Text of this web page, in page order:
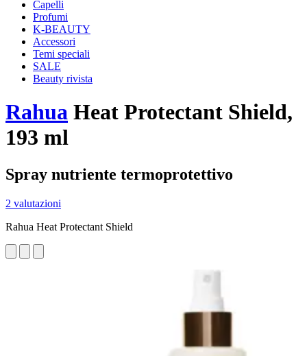
Capelli
Profumi
K-BEAUTY
Accessori
Temi speciali
SALE
Beauty rivista
Rahua Heat Protectant Shield,
193 ml
Spray nutriente termoprotettivo
2 valutazioni
Rahua Heat Protectant Shield